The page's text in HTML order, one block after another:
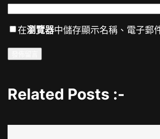
在瀏覽器中儲存顯示名稱、電子郵
Related Posts :-